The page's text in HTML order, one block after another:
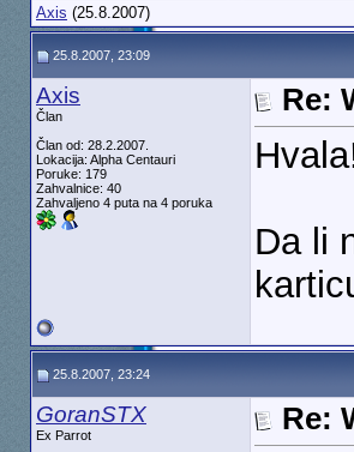
Axis (25.8.2007)
25.8.2007, 23:09
Axis
Član
Član od: 28.2.2007.
Lokacija: Alpha Centauri
Poruke: 179
Zahvalnice: 40
Zahvaljeno 4 puta na 4 poruka
Re:
Da li
25.8.2007, 23:24
GoranSTX
Ex Parrot Re: